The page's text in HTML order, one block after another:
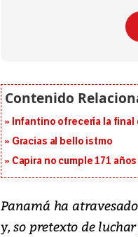
Infantino ofrecería la final
Gracias al bello istmo
Capira no cumple 171 años
Panamá ha
y, so pretexto de